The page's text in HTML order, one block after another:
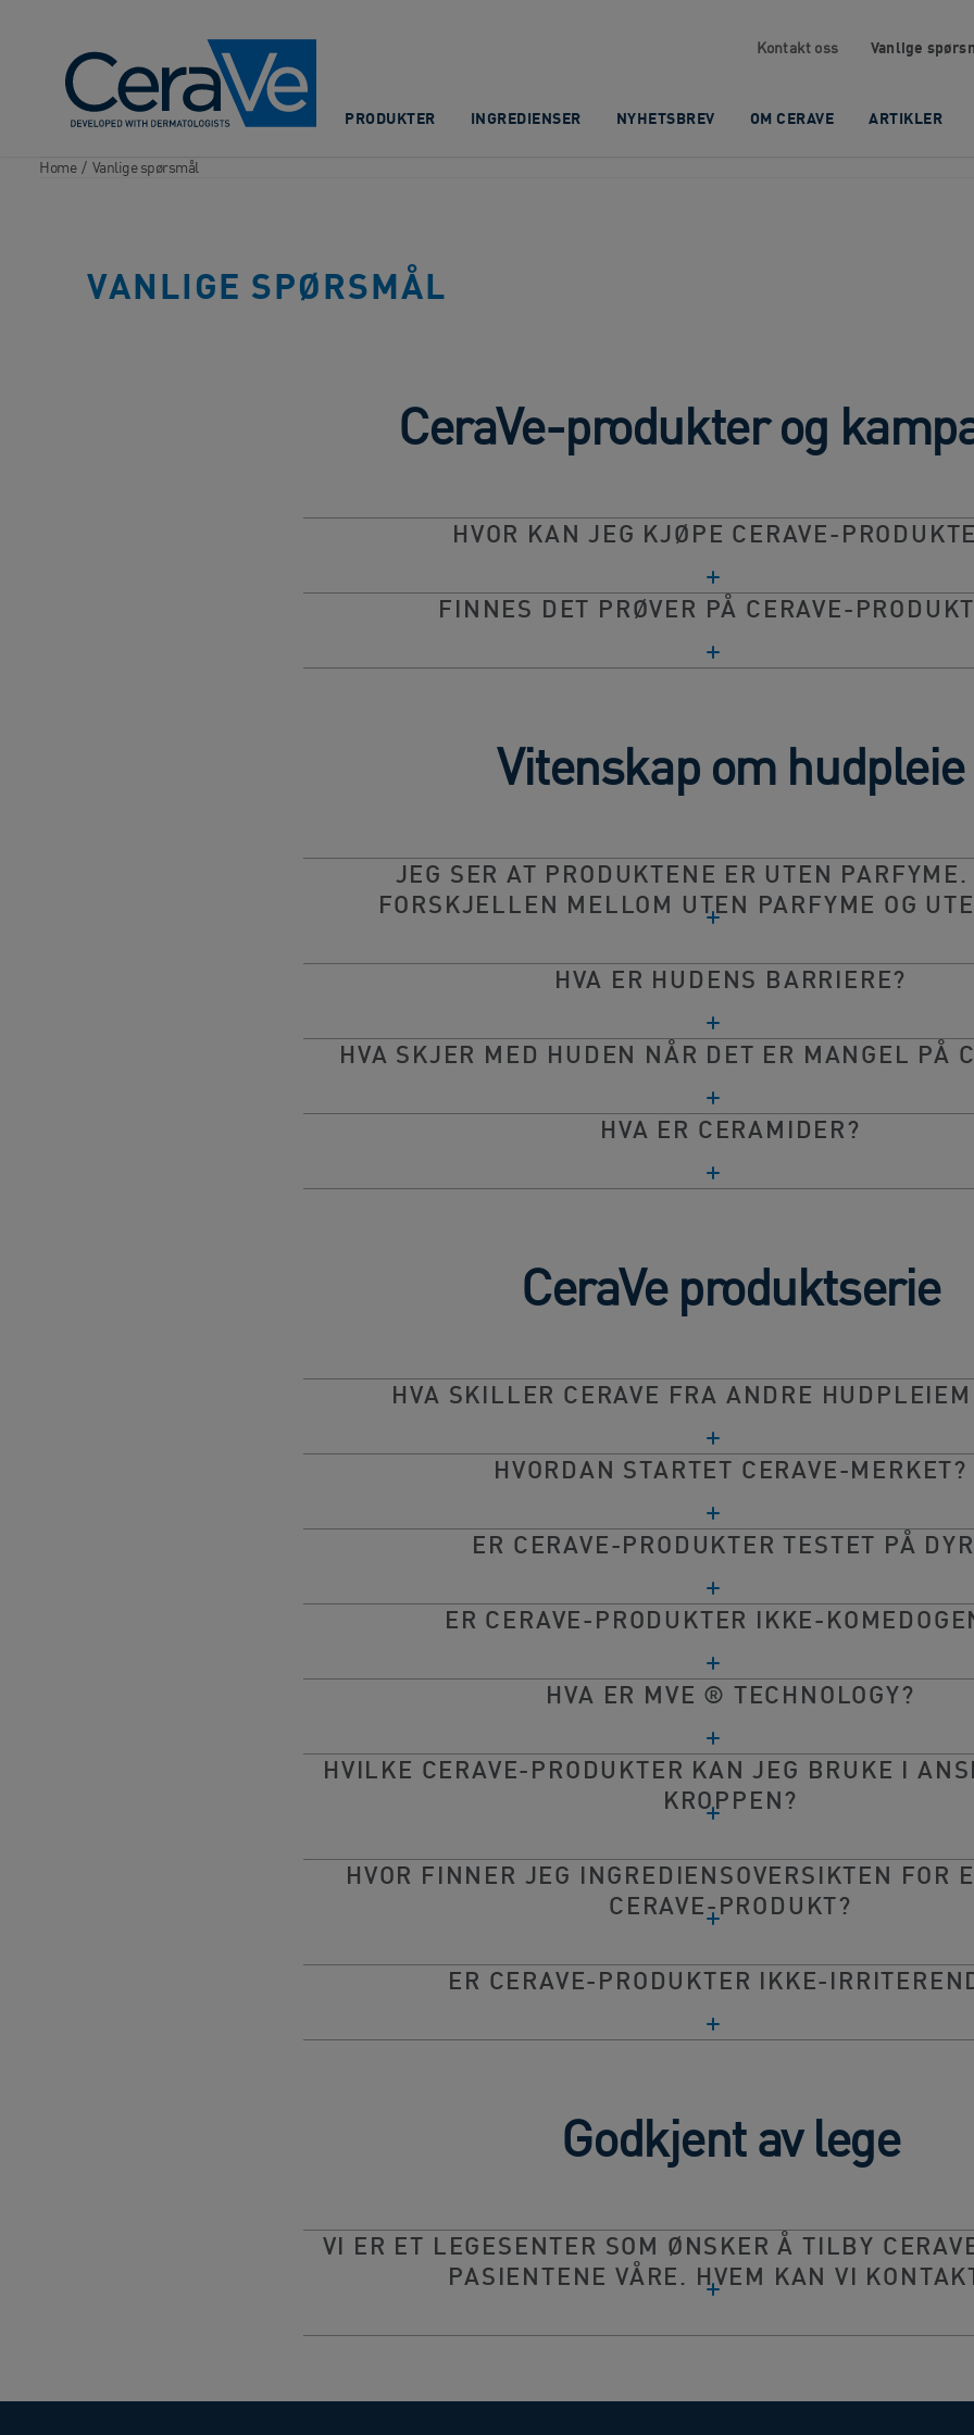
Kontakt oss Vanlige
PRODUKTER INGREDIENSER​ NYHETSBREV OM CERAVE​ ARTIKLER
Home / Vanlige spørsmål
VANLIGE SPØRSMÅL
CeraVe-produkter og
HVOR KAN JEG KJØPE CERAVE-
FINNES DET PRØVER PÅ CERAVE-
Vitenskap om hudpleie
JEG SER AT PRODUKTENE ER UTEN PARFYME.
FORSKJELLEN MELLOM UTEN PARFYME OG
HVA ER HUDENS BARRIERE?
HVA SKJER MED HUDEN NÅR DET ER MANGEL PÅ
HVA ER CERAMIDER?
CeraVe produktserie
HVA SKILLER CERAVE FRA ANDRE
HVORDAN STARTET CERAVE-MERKET?
ER CERAVE-PRODUKTER TESTET PÅ
ER CERAVE-PRODUKTER IKKE-
HVA ER MVE ® TECHNOLOGY?
HVILKE CERAVE-PRODUKTER KAN JEG BRUKE I
KROPPEN?
HVOR FINNER JEG INGREDIENSOVERSIKTEN FOR
CERAVE-PRODUKT?
ER CERAVE-PRODUKTER IKKE-
Godkjent av lege
VI ER ET LEGESENTER SOM ØNSKER Å TILBY
PASIENTENE VÅRE. HVEM KAN VI